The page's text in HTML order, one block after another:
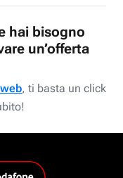
hai bisogno
un’offerta
, ti basta un click